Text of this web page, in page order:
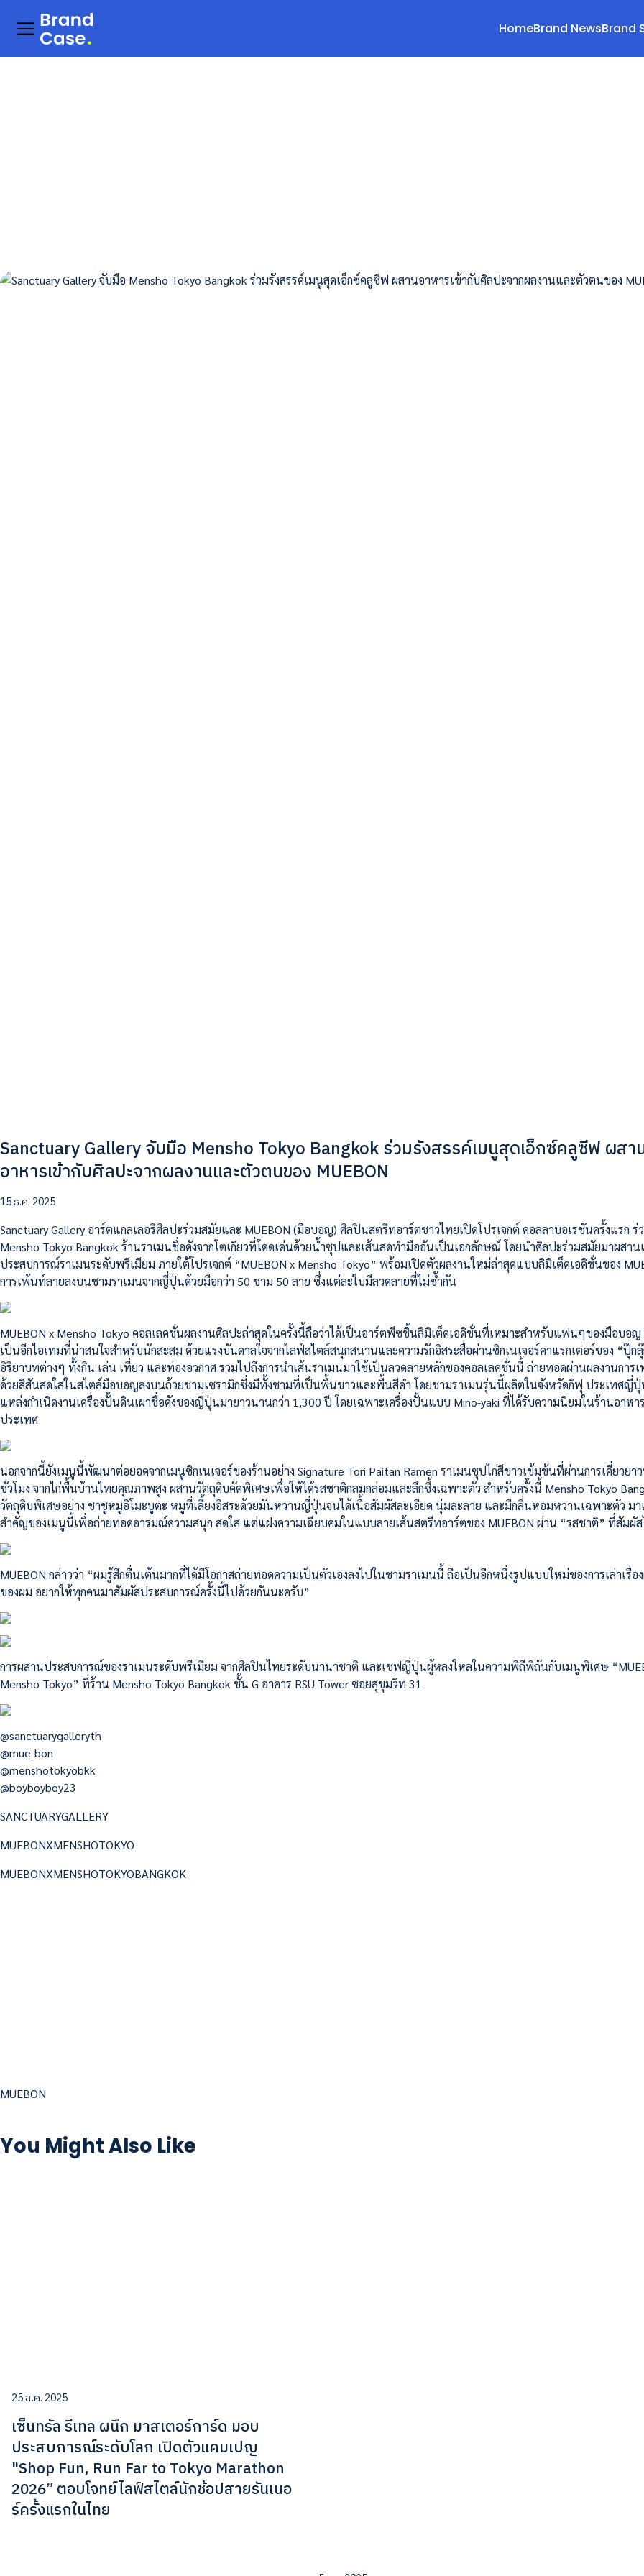
Sanctuary Gallery จับมือ Mensho Tokyo Bangkok ร่วมรังสรรค์เมนูสุดเอ็กซ์คลูซีฟ ผสา
อาหารเข้ากับศิลปะจากผลงานและตัวตนของ MUEBON
15 ธ.ค. 2025
Sanctuary Gallery อาร์ตแกลเลอรีศิลปะร่วมสมัยและ MUEBON (มือบอญ) ศิลปินสตรีทอาร์ตชาวไทยเปิดโปรเจกต์ คอลลาบอเรชันครั้งแรก ร่
Mensho Tokyo Bangkok ร้านราเมนชื่อดังจากโตเกียวที่โดดเด่นด้วยน้ำซุปและเส้นสดทำมืออันเป็นเอกลักษณ์ โดยนำศิลปะร่วมสมัยมาผสาน
ประสบการณ์ราเมนระดับพรีเมียม ภายใต้โปรเจกต์ “MUEBON x Mensho Tokyo” พร้อมเปิดตัวผลงานใหม่ล่าสุดแบบลิมิเต็ดเอดิชั่นของ
การเพ้นท์ลายลงบนชามราเมนจากญี่ปุ่นด้วยมือกว่า 50 ชาม 50 ลาย ซึ่งแต่ละใบมีลวดลายที่ไม่ซ้ำกัน
MUEBON x Mensho Tokyo คอลเลคชั่นผลงานศิลปะล่าสุดในครั้งนี้ถือว่าได้เป็นอาร์ตพีซชิ้นลิมิเต็ดเอดิชั่นที่เหมาะสำหรับแฟนๆของมือบอญ
เป็นอีกไอเทมที่น่าสนใจสำหรับนักสะสม ด้วยแรงบันดาลใจจากไลฟ์สไตล์สนุกสนานและความรักอิสระสื่อผ่านซิกเนเจอร์คาแรกเตอร์ของ “ปุ๊ก
อิริยาบทต่างๆ ทั้งกิน เล่น เที่ยว และท่องอวกาศ รวมไปถึงการนำเส้นราเมนมาใช้เป็นลวดลายหลักของคอลเลคชั่นนี้ ถ่ายทอดผ่านผลงานการ
ด้วยสีสันสดใสในสไตล์มือบอญลงบนถ้วยชามเซรามิกซึ่งมีทั้งชามที่เป็นพื้นขาวและพื้นสีดำ โดยชามราเมนรุ่นนี้ผลิตในจังหวัดกิฟุ ประเทศญี่ปุ่
แหล่งกำเนิดงานเครื่องปั้นดินเผาชื่อดังของญี่ปุ่นมายาวนานกว่า 1,300 ปี โดยเฉพาะเครื่องปั้นแบบ Mino-yaki ที่ได้รับความนิยมในร้านอาห
ประเทศ
นอกจากนี้ยังเมนูนี้พัฒนาต่อยอดจากเมนูซิกเนเจอร์ของร้านอย่าง Signature Tori Paitan Ramen ราเมนซุปไก่สีขาวเข้มข้นที่ผ่านการเคี่ยวยา
ชั่วโมง จากไก่พื้นบ้านไทยคุณภาพสูง ผสานวัตถุดิบคัดพิเศษเพื่อให้ได้รสชาติกลมกล่อมและลึกซึ้งเฉพาะตัว สำหรับครั้งนี้ Mensho Tokyo
วัตถุดิบพิเศษอย่าง ชาชูหมูอิโมะบูตะ หมูที่เลี้ยงอิสระด้วยมันหวานญี่ปุ่นจนได้เนื้อสัมผัสละเอียด นุ่มละลาย และมีกลิ่นหอมหวานเฉพาะตัว มา
สำคัญของเมนูนี้เพื่อถ่ายทอดอารมณ์ความสนุก สดใส แต่แฝงความเฉียบคมในแบบลายเส้นสตรีทอาร์ตของ MUEBON ผ่าน “รสชาติ” ที่สัมผัส
MUEBON กล่าวว่า “ผมรู้สึกตื่นเต้นมากที่ได้มีโอกาสถ่ายทอดความเป็นตัวเองลงไปในชามราเมนนี้ ถือเป็นอีกหนึ่งรูปแบบใหม่ของการเล่าเรื่อ
ของผม อยากให้ทุกคนมาสัมผัสประสบการณ์ครั้งนี้ไปด้วยกันนะครับ”
การผสานประสบการณ์ของราเมนระดับพรีเมียม จากศิลปินไทยระดับนานาชาติ และเชฟญี่ปุ่นผู้หลงใหลในความพิถีพิถันกับเมนูพิเศษ
Mensho Tokyo” ที่ร้าน Mensho Tokyo Bangkok ชั้น G อาคาร RSU Tower ซอยสุขุมวิท 31
@sanctuarygalleryth
@mue_bon
@menshotokyobkk
@boyboyboy23
SANCTUARYGALLERY
MUEBONXMENSHOTOKYO
MUEBONXMENSHOTOKYOBANGKOK
MUEBON
You Might Also Like
25 ส.ค. 2025
เซ็นทรัล รีเทล ผนึก มาสเตอร์การ์ด มอบ
ประสบการณ์ระดับโลก เปิดตัวแคมเปญ
"Shop Fun, Run Far to Tokyo Marathon
2026” ตอบโจทย์ไลฟ์สไตล์นักช้อปสายรันเนอ
ร์ครั้งแรกในไทย
HomeBrand NewsBrand